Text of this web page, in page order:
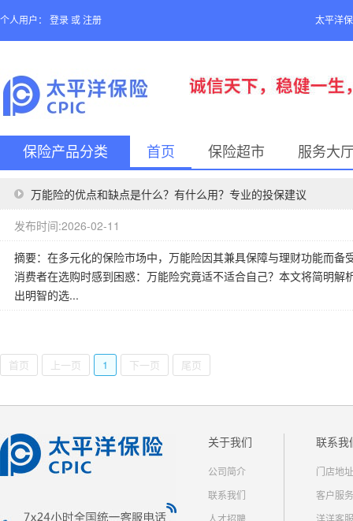
个人用户： 登录 或 注册 太平洋
保险产品分类 首页 保险超市 服务大
万能险的优点和缺点是什么？有什么用？专业的投保建议
发布时间:2026-02-11
摘要：在多元化的保险市场中，万能险因其兼具保障与理财功能而
消费者在选购时感到困惑：万能险究竟适不适合自己？本文将简明
出明智的选...
首页 上一页 1 下一页 尾页
关于我们
公司简介
联系我们
联系我
门店地址
客户服务